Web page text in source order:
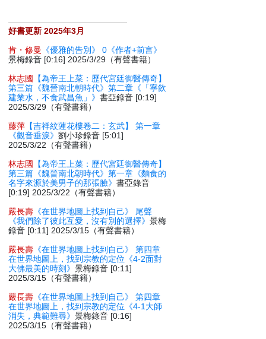
好書更新 2025年3月
肯・修曼
《優雅的告別》 0《作者+前言》
景梅錄音 [0:16] 2025/3/29（有聲書籍）
林志國
【為帝王上菜：歷代宮廷御醫傳奇】
第三篇《魏晉南北朝時代》第二章《「寧飲
建業水，不食武昌魚」》書亞錄音 [0:19]
2025/3/29（有聲書籍）
藤萍 【吉祥紋蓮花樓卷二：玄武】 第一章
《觀音垂淚》劉小珍錄音 [5:01]
2025/3/22（有聲書籍）
林志國
【為帝王上菜：歷代宮廷御醫傳奇】
第三篇《魏晉南北朝時代》第一章《麵食的
名字來源於美男子的那張臉》書亞錄音
[0:19] 2025/3/22（有聲書籍）
嚴長壽 《在世界地圖上找到自己》 尾聲
《我們除了彼此互愛，沒有別的選擇》景梅
錄音 [0:11] 2025/3/15（有聲書籍）
嚴長壽 《在世界地圖上找到自己》 第四章
在世界地圖上，找到宗教的定位《4-2面對
大佛最美的時刻》景梅錄音 [0:11]
2025/3/15（有聲書籍）
嚴長壽 《在世界地圖上找到自己》 第四章
在世界地圖上，找到宗教的定位《4-1大師
消失，典範難尋》景梅錄音 [0:16]
2025/3/15（有聲書籍）